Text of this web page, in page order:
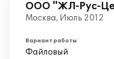
ООО "ЖЛ-Рус-
Москва, Июль 2012
Вариант работы
Файловый